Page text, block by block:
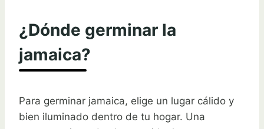
¿Dónde germinar la
jamaica?
Para germinar jamaica, elige un lugar cálido y
bien iluminado dentro de tu hogar. Una